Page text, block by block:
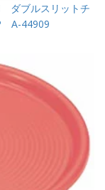
ダブルスリットチ
A-44909